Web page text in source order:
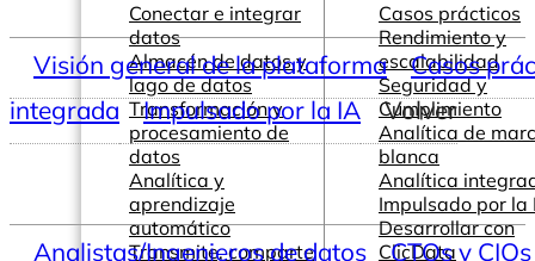
Conectar e integrar
datos
Almacén de datos y
lago de datos
Transformación y
procesamiento de
datos
Analítica y
aprendizaje
automático
Transmite, comparte
Casos prácticos
Rendimiento y
escalabilidad
Seguridad y
Cumplimiento
Analítica de
blanca
Analítica
Impulsado por la
Desarrollar con
ClicData
Visión general de la plataforma
Casos
integrada
Impulsado por la IA Volver
Analistas/Ingenieros de datos
CTOs y CIOs